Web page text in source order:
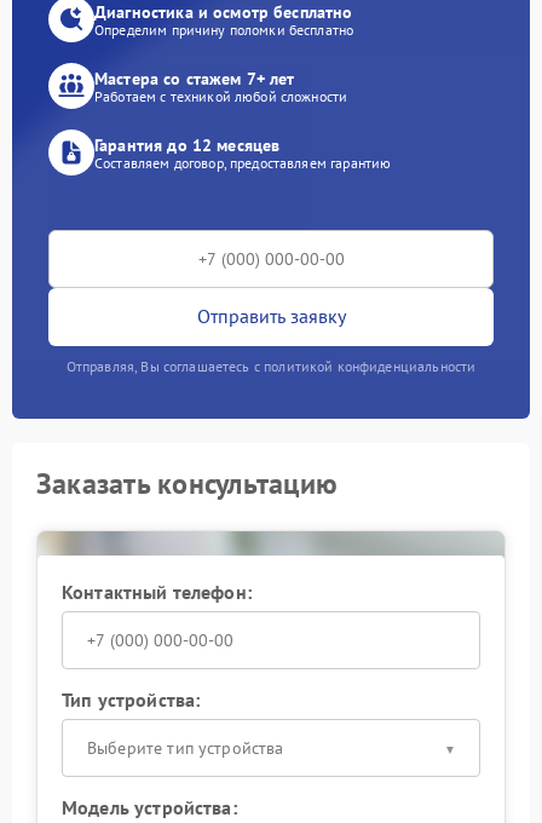
Диагностика и осмотр бесплатно
Определим причину поломки бесплатно
Мастера со стажем 7+ лет
Работаем с техникой любой сложности
Гарантия до 12 месяцев
Составляем договор, предоставляем гарантию
Отправить заявку
Отправляя, Вы соглашаетесь с политикой конфиденциальности
Заказать консультацию
Контактный телефон:
Тип устройства:
Выберите тип устройства
Модель устройства: